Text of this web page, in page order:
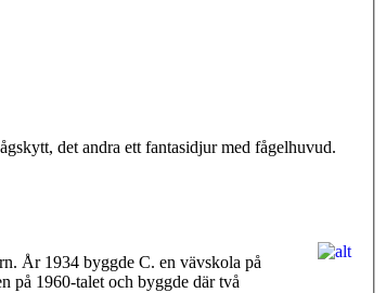
det andra ett fantasidjur med fågelhuvud.
År 1934 byggde C. en vävskola på
på 1960-talet och byggde där två